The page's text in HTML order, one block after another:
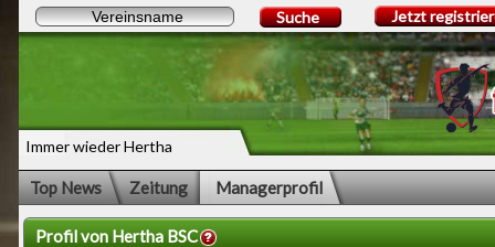
Immer wieder Hertha
Suche Jetzt
Top News Zeitung Managerprofil
Profil von Hertha BSC